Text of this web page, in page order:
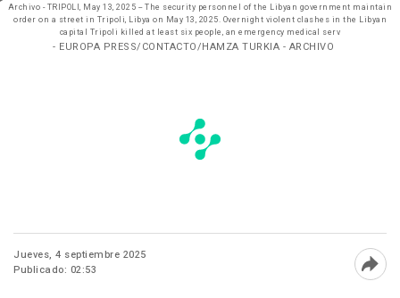
Archivo - TRIPOLI, May 13, 2025 -- The security personnel of the Libyan government maintain
order on a street in Tripoli, Libya on May 13, 2025. Overnight violent clashes in the Libyan
capital Tripoli killed at least six people, an emergency medical serv
- EUROPA PRESS/CONTACTO/HAMZA TURKIA - ARCHIVO
Jueves, 4 septiembre 2025
Publicado: 02:53